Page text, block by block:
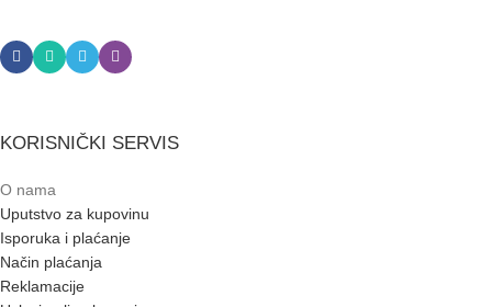
KORISNIČKI SERVIS
O nama
Uputstvo za kupovinu
Isporuka i plaćanje
Način plaćanja
Reklamacije